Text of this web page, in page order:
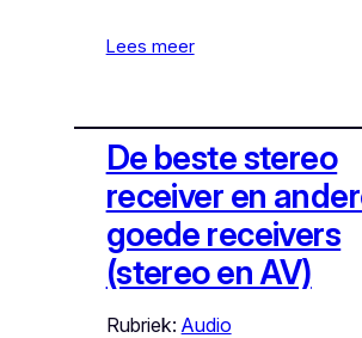
Lees meer
De beste stereo
receiver en
goede receivers
(stereo en AV)
Rubriek: Audio